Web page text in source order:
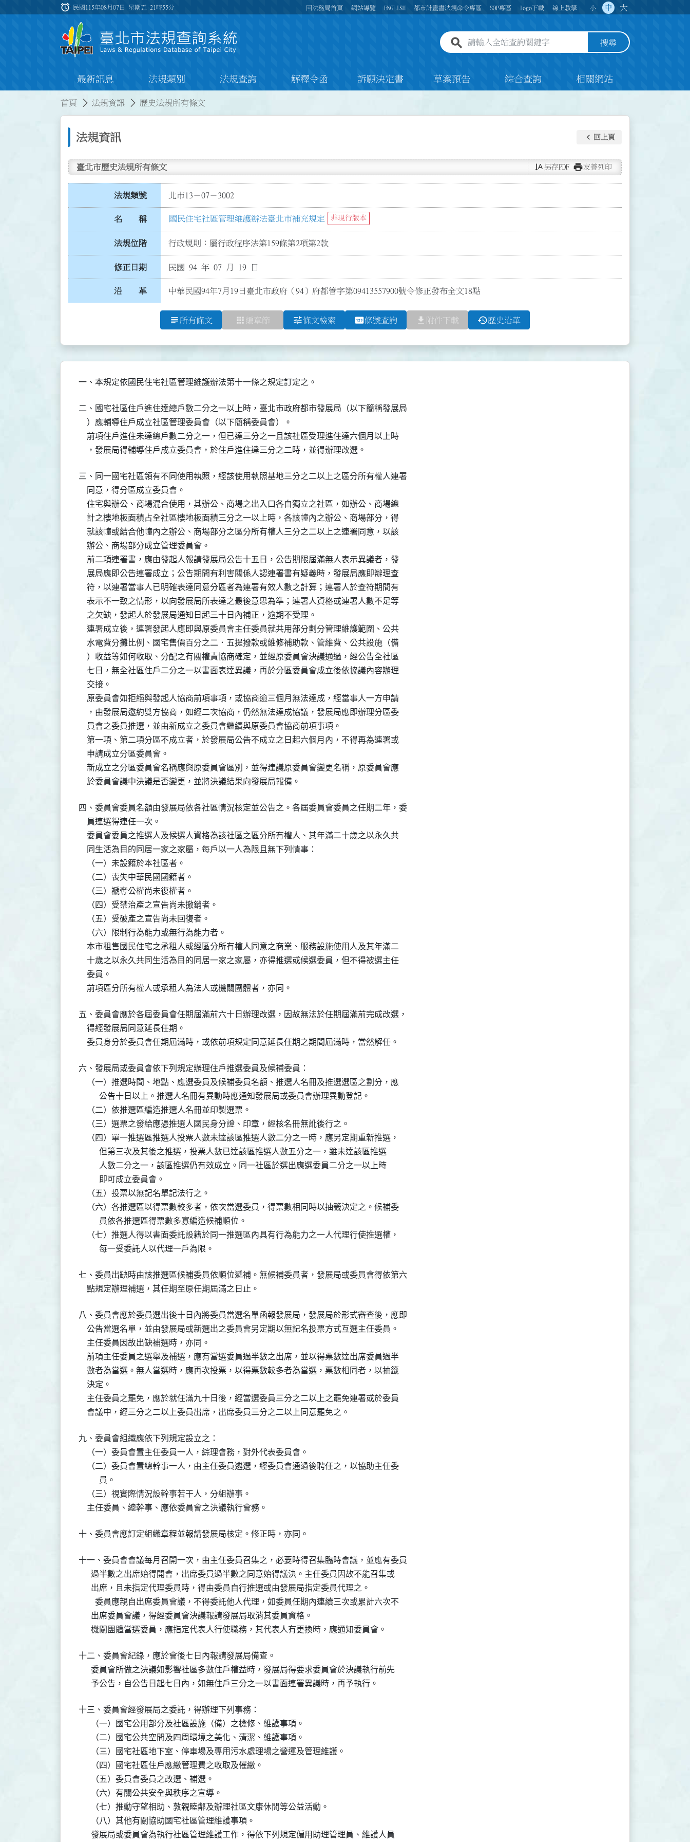
:::
alarm 民國115年08月07日 星期五21時55分 回法務局首頁 網站導覽 ENGLISH 都市計畫書法規命令專區 SOP專區 logo下載 線上教學 小 中 大
全站查詢關鍵字欄位 搜尋
最新訊息 法規類別 法規查詢 解釋令函 訴願決定書 草案預告 綜合查詢 相關網站
首頁 法規資訊 歷史法規所有條文
法規資訊 keyboard_arrow_left 回上頁
臺北市歷史法規所有條文 text_rotate_vertical 另存PDF print友善列印
法規類號 北市13－07－3002
名 稱 國民住宅社區管理維護辦法臺北市補充規定 非現行版本
法規位階 行政規則：屬行政程序法第159條第2項第2款
修正日期 民國 94 年 07 月 19 日
沿 革 中華民國94年7月19日臺北市政府（94）府都管字第09413557900號令修正發布全文18點
subject 所有條文 apps 編章節 tune條文檢索 pin條號查詢 file_download 附件下載 history歷史沿革
一、本規定依國民住宅社區管理維護辦法第十一條之規定訂定之。
二、國宅社區住戶進住達總戶數二分之一以上時，臺北市政府都市發展局（以下簡稱發展局
    ）應輔導住戶成立社區管理委員會（以下簡稱委員會）。
    前項住戶進住未達總戶數二分之一，但已達三分之一且該社區受理進住達六個月以上時
    ，發展局得輔導住戶成立委員會，於住戶進住達三分之二時，並得辦理改選。
三、同一國宅社區領有不同使用執照，經該使用執照基地三分之二以上之區分所有權人連署
    同意，得分區成立委員會。
    住宅與辦公、商場混合使用，其辦公、商場之出入口各自獨立之社區，如辦公、商場總
    計之樓地板面積占全社區樓地板面積三分之一以上時，各該幢內之辦公、商場部分，得
    就該幢或結合他幢內之辦公、商場部分之區分所有權人三分之二以上之連署同意，以該
    辦公、商場部分成立管理委員會。
    前二項連署書，應由發起人報請發展局公告十五日，公告期限屆滿無人表示異議者，發
    展局應即公告連署成立；公告期間有利害關係人認連署書有疑義時，發展局應即辦理查
    符，以連署當事人已明確表達同意分區者為連署有效人數之計算；連署人於查符期間有
    表示不一致之情形，以向發展局所表達之最後意思為準；連署人資格或連署人數不足等
    之欠缺，發起人於發展局通知日起三十日內補正，逾期不受理。
    連署成立後，連署發起人應即與原委員會主任委員就共用部分劃分管理維護範圍、公共
    水電費分攤比例、國宅售價百分之二．五提撥款或維修補助款、管維費、公共設施（備
    ）收益等如何收取、分配之有關權責協商確定，並經原委員會決議通過，經公告全社區
    七日，無全社區住戶二分之一以書面表達異議，再於分區委員會成立後依協議內容辦理
    交接。
    原委員會如拒絕與發起人協商前項事項，或協商逾三個月無法達成，經當事人一方申請
    ，由發展局邀約雙方協商，如經二次協商，仍然無法達成協議，發展局應即辦理分區委
    員會之委員推選，並由新成立之委員會繼續與原委員會協商前項事項。
    第一項、第二項分區不成立者，於發展局公告不成立之日起六個月內，不得再為連署或
    申請成立分區委員會。
    新成立之分區委員會名稱應與原委員會區別，並得建議原委員會變更名稱，原委員會應
    於委員會議中決議是否變更，並將決議結果向發展局報備。
四、委員會委員名額由發展局依各社區情況核定並公告之。各屆委員會委員之任期二年，委
    員連選得連任一次。
    委員會委員之推選人及候選人資格為該社區之區分所有權人、其年滿二十歲之以永久共
    同生活為目的同居一家之家屬，每戶以一人為限且無下列情事：
    （一）未設籍於本社區者。
    （二）喪失中華民國國籍者。
    （三）褫奪公權尚未復權者。
    （四）受禁治產之宣告尚未撤銷者。
    （五）受破產之宣告尚未回復者。
    （六）限制行為能力或無行為能力者。
    本市租售國民住宅之承租人或經區分所有權人同意之商業、服務設施使用人及其年滿二
    十歲之以永久共同生活為目的同居一家之家屬，亦得推選或候選委員，但不得被選主任
    委員。
    前項區分所有權人或承租人為法人或機關團體者，亦同。
五、委員會應於各屆委員會任期屆滿前六十日辦理改選，因故無法於任期屆滿前完成改選，
    得經發展局同意延長任期。
    委員身分於委員會任期屆滿時，或依前項規定同意延長任期之期間屆滿時，當然解任。
六、發展局或委員會依下列規定辦理住戶推選委員及候補委員：
    （一）推選時間、地點、應選委員及候補委員名額、推選人名冊及推選選區之劃分，應
          公告十日以上。推選人名冊有異動時應通知發展局或委員會辦理異動登記。
    （二）依推選區編造推選人名冊並印製選票。
    （三）選票之發給應憑推選人國民身分證、印章，經核名冊無訛後行之。
    （四）單一推選區推選人投票人數未達該區推選人數二分之一時，應另定期重新推選，
          但第三次及其後之推選，投票人數已達該區推選人數五分之一，雖未達該區推選
          人數二分之一，該區推選仍有效成立。同一社區於選出應選委員二分之一以上時
          即可成立委員會。
    （五）投票以無記名單記法行之。
    （六）各推選區以得票數較多者，依次當選委員，得票數相同時以抽籤決定之。候補委
          員依各推選區得票數多寡編造候補順位。
    （七）推選人得以書面委託設籍於同一推選區內具有行為能力之一人代理行使推選權，
          每一受委託人以代理一戶為限。
七、委員出缺時由該推選區候補委員依順位遞補。無候補委員者，發展局或委員會得依第六
    點規定辦理補選，其任期至原任期屆滿之日止。
八、委員會應於委員選出後十日內將委員當選名單函報發展局，發展局於形式審查後，應即
    公告當選名單，並由發展局或新選出之委員會另定期以無記名投票方式互選主任委員。
    主任委員因故出缺補選時，亦同。
    前項主任委員之選舉及補選，應有當選委員過半數之出席，並以得票數達出席委員過半
    數者為當選。無人當選時，應再次投票，以得票數較多者為當選，票數相同者，以抽籤
    決定。
    主任委員之罷免，應於就任滿九十日後，經當選委員三分之二以上之罷免連署或於委員
    會議中，經三分之二以上委員出席，出席委員三分之二以上同意罷免之。
九、委員會組織應依下列規定設立之：
    （一）委員會置主任委員一人，綜理會務，對外代表委員會。
    （二）委員會置總幹事一人，由主任委員遴選，經委員會通過後聘任之，以協助主任委
          員。
    （三）視實際情況設幹事若干人，分組辦事。
    主任委員、總幹事、應依委員會之決議執行會務。
十、委員會應訂定組織章程並報請發展局核定。修正時，亦同。
十一、委員會會議每月召開一次，由主任委員召集之，必要時得召集臨時會議，並應有委員
      過半數之出席始得開會，出席委員過半數之同意始得議決。主任委員因故不能召集或
      出席，且未指定代理委員時，得由委員自行推選或由發展局指定委員代理之。
委員應親自出席委員會議，不得委託他人代理，如委員任期內連續三次或累計六次不
      出席委員會議，得經委員會決議報請發展局取消其委員資格。
      機關團體當選委員，應指定代表人行使職務，其代表人有更換時，應通知委員會。
十二、委員會紀錄，應於會後七日內報請發展局備查。
      委員會所做之決議如影響社區多數住戶權益時，發展局得要求委員會於決議執行前先
      予公告，自公告日起七日內，如無住戶三分之一以書面連署異議時，再予執行。
十三、委員會經發展局之委託，得辦理下列事務：
      （一）國宅公用部分及社區設施（備）之檢修、維護事項。
      （二）國宅公共空間及四周環境之美化、清潔、維護事項。
      （三）國宅社區地下室、停車場及專用污水處理場之營運及管理維護。
      （四）國宅社區住戶應繳管理費之收取及催繳。
      （五）委員會委員之改選、補選。
      （六）有關公共安全與秩序之宣導。
      （七）推動守望相助、敦親睦鄰及辦理社區文康休閒等公益活動。
      （八）其他有關協助國宅社區管理維護事項。
      發展局或委員會為執行社區管理維護工作，得依下列規定僱用助理管理員、維護人員